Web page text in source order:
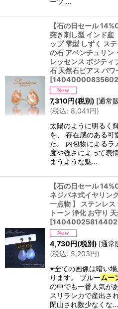
【石の日セール
突き刺し型 インド
ップ 雫型 しずく ス
の石 アベンチュリン
レッセンス ポジティ
石 天然石ピアス パ
[
7,310円(税別) [通常
(税込: 8,041円)
太陽のように明るく
を、 存在感のある可
た。 内包物によるラ
度や強さによって表
まうような魅…
【石の日セール
ネジバネ式イヤリン
一点物 】 ステンレ
トーン 浄化 お守り
[
4,730円(税別) [通常
(税込: 5,203円)
※全ての画像は暗い
ります。 ブルームー
の中でも一番人気が
スリランカで産出さ
閉山され数少なくな…